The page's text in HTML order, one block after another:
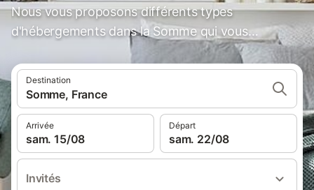
Nous vous proposons différents types
d'hébergements dans la Somme qui vous
laisseront des souvenirs inoubliables.
Destination
Somme, France
Arrivée
sam. 15/08
Départ
sam. 22/08
Invités